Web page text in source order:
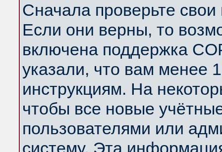
Сначала проверьте
Если они верны, то
включена поддержка
указали, что вам менее
инструкциям. На
чтобы все новые
пользователями или
систему. Эта